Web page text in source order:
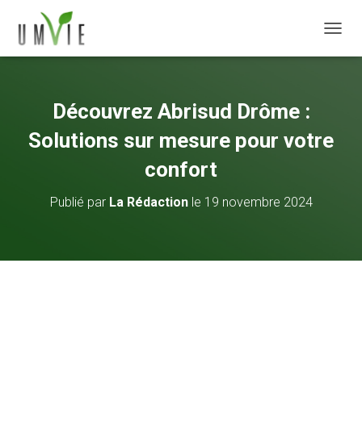
Découvrez Abrisud Drôme :
Solutions sur mesure pour votre
confort
Publié par La Rédactionle 19 novembre 2024